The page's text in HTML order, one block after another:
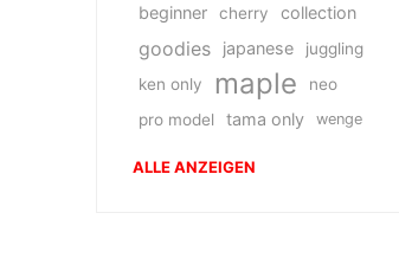
beginner cherry collection
goodies japanese
juggling
ken only
maple
neo
pro model
tama only wenge
ALLE ANZEIGEN